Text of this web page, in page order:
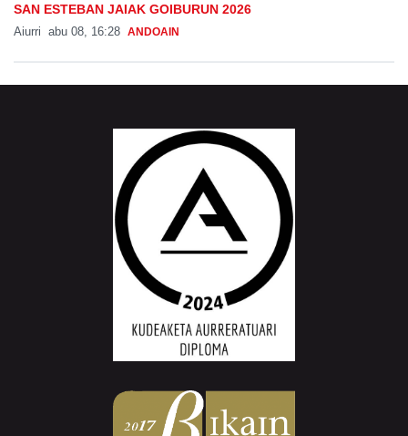
SAN ESTEBAN JAIAK GOIBURUN 2026
Aiurri abu 08, 16:28 ANDOAIN